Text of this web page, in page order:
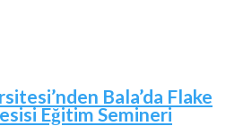
Bala’da Flake
Eğitim Semineri